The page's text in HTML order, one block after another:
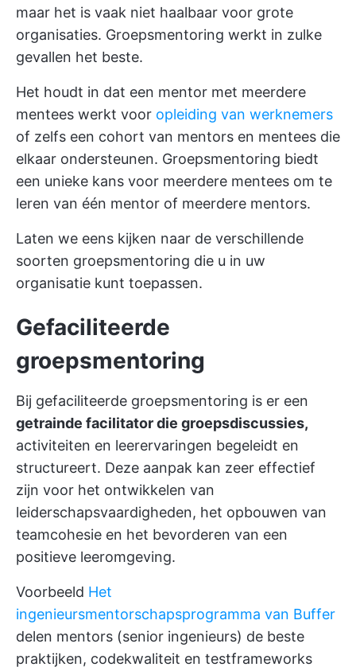
maar het is vaak niet haalbaar voor grote
organisaties. Groepsmentoring werkt in zulke
gevallen het beste.
Het houdt in dat een mentor met meerdere
mentees werkt voor opleiding van werknemers
of zelfs een cohort van mentors en mentees die
elkaar ondersteunen. Groepsmentoring biedt
een unieke kans voor meerdere mentees om te
leren van één mentor of meerdere mentors.
Laten we eens kijken naar de verschillende
soorten groepsmentoring die u in uw
organisatie kunt toepassen.
Gefaciliteerde
groepsmentoring
Bij gefaciliteerde groepsmentoring is er een
getrainde facilitator die groepsdiscussies,
activiteiten en leerervaringen begeleidt en
structureert. Deze aanpak kan zeer effectief
zijn voor het ontwikkelen van
leiderschapsvaardigheden, het opbouwen van
teamcohesie en het bevorderen van een
positieve leeromgeving.
Voorbeeld Het
ingenieursmentorschapsprogramma van Buffer
delen mentors (senior ingenieurs) de beste
praktijken, codekwaliteit en testframeworks